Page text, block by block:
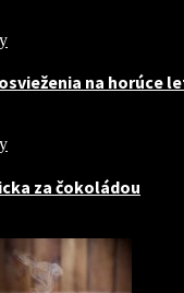
na horúce
za čokoládou